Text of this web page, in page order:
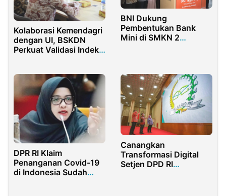
Kolaborasi Kemendagri
dengan UI, BSKDN
Perkuat Validasi Indeks
BNI Dukung
Pembentukan Bank
Mini di SMKN 2
DPR RI Klaim
Penanganan Covid-19
di Indonesia Sudah
Canangkan
Transformasi Digital
Setjen DPD RI